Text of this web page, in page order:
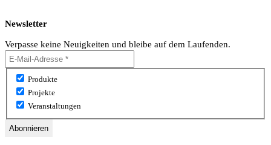
Newsletter
Verpasse keine Neuigkeiten und bleibe auf dem Laufenden.
Produkte
Projekte
Veranstaltungen